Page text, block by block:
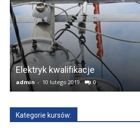
Elektryk kwalifikacje
admin - 10 lutego 2019 0
Kategorie kursów: